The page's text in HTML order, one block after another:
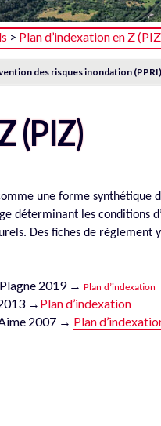
> Plan d’indexation en Z
des risques inondation (PPRI)
(PIZ)
une forme synthétique
déterminant les conditions
Des fiches de règlement y
2019 → Plan d’indexation
→ Plan d’indexation
2007 → Plan